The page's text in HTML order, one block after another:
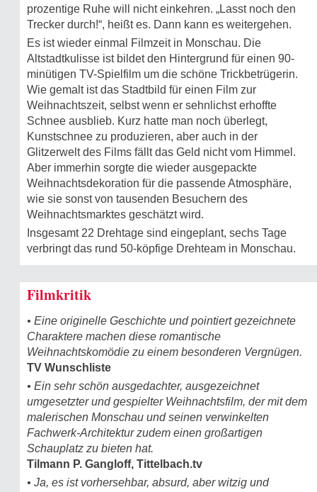
prozentige Ruhe will nicht einkehren. „Lasst noch den
Trecker durch!“, heißt es. Dann kann es weitergehen.
Es ist wieder einmal Filmzeit in Monschau. Die
Altstadtkulisse ist bildet den Hintergrund für einen 90-
minütigen TV-Spielfilm um die schöne Trickbetrügerin.
Wie gemalt ist das Stadtbild für einen Film zur
Weihnachtszeit, selbst wenn er sehnlichst erhoffte
Schnee ausblieb. Kurz hatte man noch überlegt,
Kunstschnee zu produzieren, aber auch in der
Glitzerwelt des Films fällt das Geld nicht vom Himmel.
Aber immerhin sorgte die wieder ausgepackte
Weihnachtsdekoration für die passende Atmosphäre,
wie sie sonst von tausenden Besuchern des
Weihnachtsmarktes geschätzt wird.
Insgesamt 22 Drehtage sind eingeplant, sechs Tage
verbringt das rund 50-köpfige Drehteam in Monschau.
Filmkritik
• Eine originelle Geschichte und pointiert gezeichnete
Charaktere machen diese romantische
Weihnachtskomödie zu einem besonderen Vergnügen.
TV Wunschliste
• Ein sehr schön ausgedachter, ausgezeichnet
umgesetzter und gespielter Weihnachtsfilm, der mit dem
malerischen Monschau und seinen verwinkelten
Fachwerk-Architektur zudem einen großartigen
Schauplatz zu bieten hat.
Tilmann P. Gangloff, Tittelbach.tv
• Ja, es ist vorhersehbar, absurd, aber witzig und